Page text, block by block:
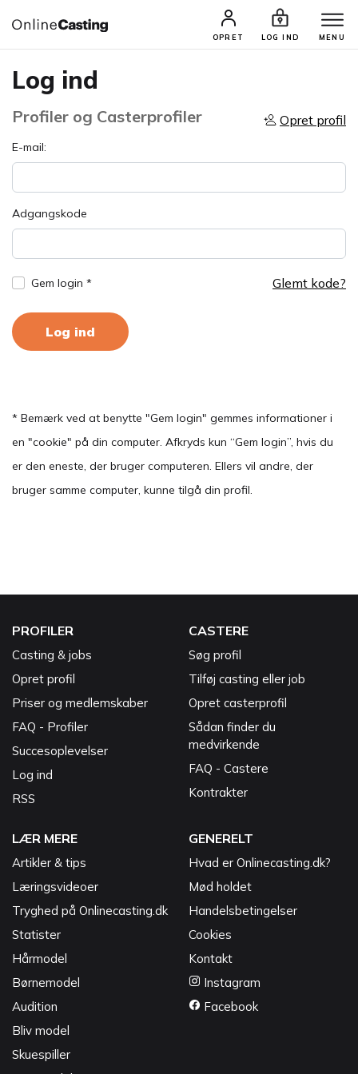
OPRET LOG IND MENU
Log ind
Profiler og Casterprofiler Opret profil
E-mail:
Adgangskode
Gem login * Glemt kode?
Log ind
* Bemærk ved at benytte "Gem login" gemmes informationer i
en "cookie" på din computer. Afkryds kun “Gem login”, hvis du
er den eneste, der bruger computeren. Ellers vil andre, der
bruger samme computer, kunne tilgå din profil.
PROFILER
Casting & jobs
Opret profil
Priser og medlemskaber
FAQ - Profiler
Succesoplevelser
Log ind
RSS
CASTERE
Søg profil
Tilføj casting eller job
Opret casterprofil
Sådan finder du
medvirkende
FAQ - Castere
Kontrakter
LÆR MERE
Artikler & tips
Læringsvideoer
Tryghed på Onlinecasting.dk
Statister
Hårmodel
Børnemodel
Audition
Bliv model
Skuespiller
GENERELT
Hvad er Onlinecasting.dk?
Mød holdet
Handelsbetingelser
Cookies
Kontakt
Instagram
Facebook